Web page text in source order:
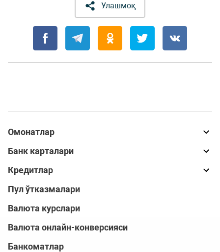
Улашмоқ
Омонатлар
Банк карталари
Кредитлар
Пул ўтказмалари
Валюта курслари
Валюта онлайн-конверсияси
Банкоматлар